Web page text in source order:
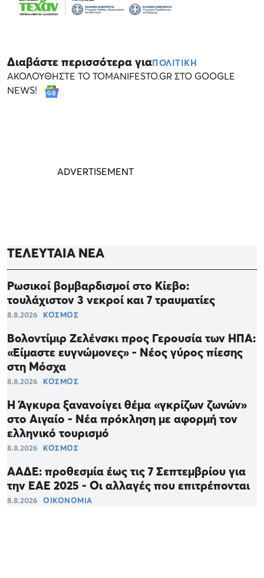
Διαβάστε περισσότερα γιαΠΟΛΙΤΙΚΗ
ΑΚΟΛΟΥΘΗΣΤΕ ΤΟ TOMANIFESTO.GR ΣΤΟ GOOGLE
NEWS!
ΤΕΛΕΥΤΑΙΑ ΝΕΑ
Ρωσικοί βομβαρδισμοί στο Κίεβο:
τουλάχιστον 3 νεκροί και 7 τραυματίες
8.8.2026 ΚΟΣΜΟΣ
Βολοντίμιρ Ζελένσκι προς Γερουσία των ΗΠΑ:
«Είμαστε ευγνώμονες» - Νέος γύρος πίεσης
στη Μόσχα
8.8.2026 ΚΟΣΜΟΣ
Η Άγκυρα ξανανοίγει θέμα «γκρίζων ζωνών»
στο Αιγαίο - Νέα πρόκληση με αφορμή τον
ελληνικό τουρισμό
8.8.2026 ΚΟΣΜΟΣ
ΑΑΔΕ: προθεσμία έως τις 7 Σεπτεμβρίου για
την ΕΑΕ 2025 - Οι αλλαγές που επιτρέπονται
8.8.2026 ΟΙΚΟΝΟΜΙΑ